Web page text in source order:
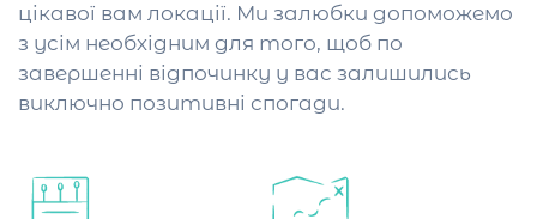
цікавої вам локації. Ми залюбки допоможемо
з усім необхідним для того, щоб по
завершенні відпочинку у вас залишились
виключно позитивні спогади.